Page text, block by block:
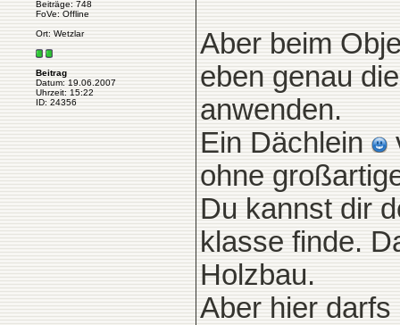
Beiträge: 748
FoVe: Offline
Ort: Wetzlar
Beitrag
Datum: 19.06.2007
Uhrzeit: 15:22
ID: 24356
Aber beim
eben genau
anwenden.
Ein Dächlein
ohne
Du kannst dir
klasse finde.
Holzbau.
Aber hier